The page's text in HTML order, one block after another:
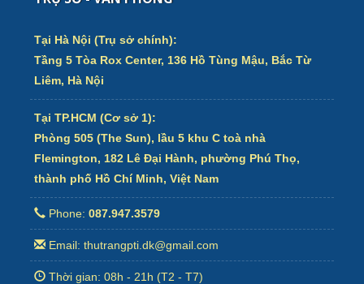
Tại Hà Nội (Trụ sở chính):
Tầng 5 Tòa Rox Center, 136 Hồ Tùng Mậu, Bắc Từ
Liêm, Hà Nội
Tại TP.HCM (Cơ sở 1):
Phòng 505 (The Sun), lầu 5 khu C toà nhà
Flemington, 182 Lê Đại Hành, phường Phú Thọ,
thành phố Hồ Chí Minh, Việt Nam
Phone:087.947.3579
Email: thutrangpti.dk@gmail.com
Thời gian: 08h - 21h (T2 - T7)